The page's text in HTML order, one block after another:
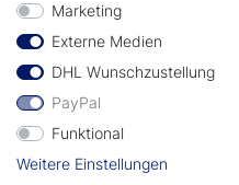
Vertrag widerrufen
Marketing
Externe Medien
DHL Wunschzustellung
PayPal
Funktional
Weitere Einstellungen